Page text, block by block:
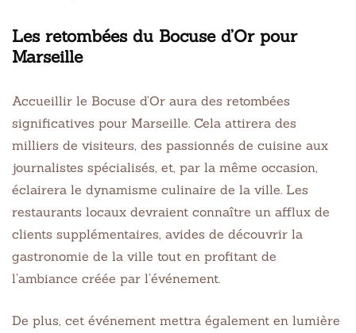
Les retombées du Bocuse d’Or pour
Marseille
Accueillir le Bocuse d’Or aura des retombées
significatives pour Marseille. Cela attirera des
milliers de visiteurs, des passionnés de cuisine aux
journalistes spécialisés, et, par la même occasion,
éclairera le dynamisme culinaire de la ville. Les
restaurants locaux devraient connaître un afflux de
clients supplémentaires, avides de découvrir la
gastronomie de la ville tout en profitant de
l’ambiance créée par l’événement.
De plus, cet événement mettra également en lumière